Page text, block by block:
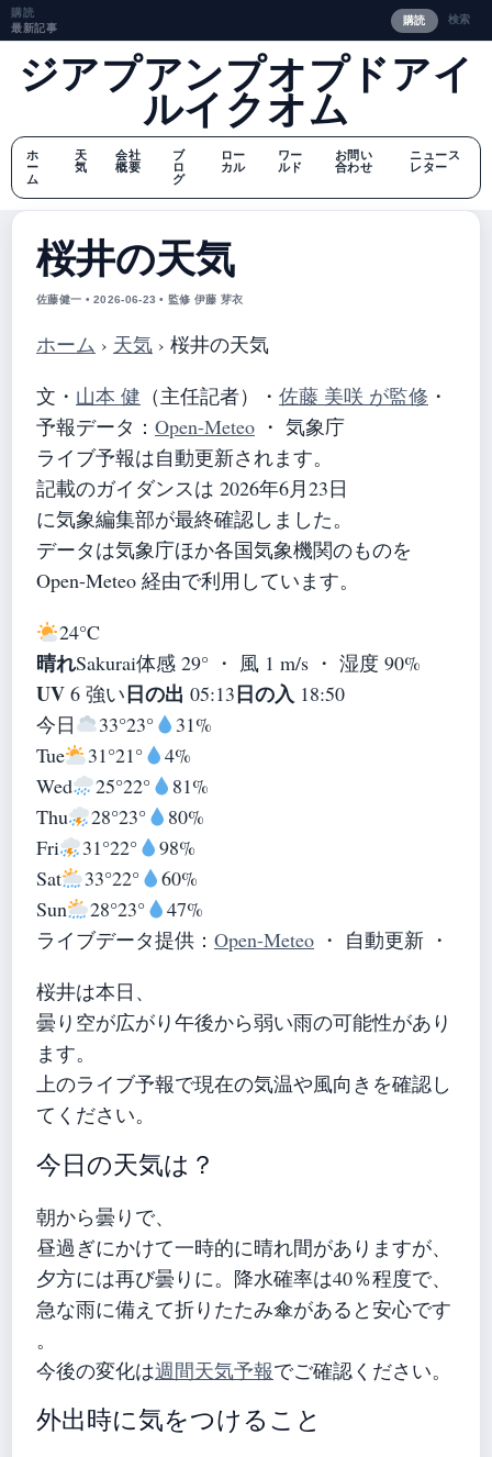
購読
最新記事
購読 検索
ジアプアンプオプドアイ
ルイクオム
ホ
ー
ム
天
気
会社
概要
ブ
ロ
グ
ロー
カル
ワー
ルド
お問い
合わせ
ニュース
レター
桜井の天気
佐藤健一 • 2026-06-23 • 監修 伊藤 芽衣
ホーム › 天気 › 桜井の天気
文・ 山本 健 （主任記者） ・ 佐藤 美咲 が監修 ・
予報データ： Open-Meteo ・ 気象庁
ライブ予報は自動更新されます。
記載のガイダンスは 2026年6月23日
に気象編集部が最終確認しました。
データは気象庁ほか各国気象機関のものを
Open-Meteo 経由で利用しています。
24°C
晴れSakurai体感 29° ・ 風 1 m/s ・ 湿度 90%
UV 6 強い日の出 05:13日の入 18:50
今日
33°23°
31%
Tue
31°21°
4%
Wed
25°22°
81%
Thu
28°23°
80%
Fri
31°22°
98%
Sat
33°22°
60%
Sun
28°23°
47%
ライブデータ提供： Open-Meteo ・ 自動更新 ・
桜井は本日、
曇り空が広がり午後から弱い雨の可能性があり
ます。
上のライブ予報で現在の気温や風向きを確認し
てください。
今日の天気は？
朝から曇りで、
昼過ぎにかけて一時的に晴れ間がありますが、
夕方には再び曇りに。降水確率は40％程度で、
急な雨に備えて折りたたみ傘があると安心です
。
今後の変化は週間天気予報でご確認ください。
外出時に気をつけること